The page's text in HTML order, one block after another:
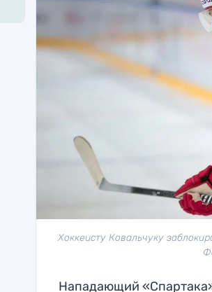
Хоккеисту Ковальчуку
Нападающий